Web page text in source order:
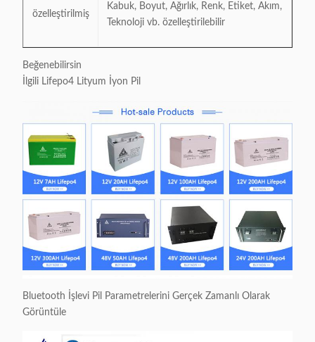
özelleştirilmiş
Kabuk, Boyut, Ağırlık, Renk, Etiket, Akım,
Teknoloji vb. özelleştirilebilir
Beğenebilirsin
İlgili Lifepo4 Lityum İyon Pil
Bluetooth İşlevi Pil Parametrelerini Gerçek Zamanlı Olarak
Görüntüle